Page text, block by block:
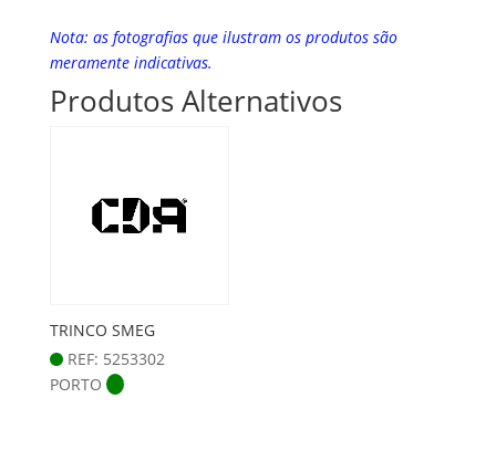
Nota: as fotografias que ilustram os produtos são
meramente indicativas.
Produtos Alternativos
TRINCO SMEG
REF: 5253302
PORTO